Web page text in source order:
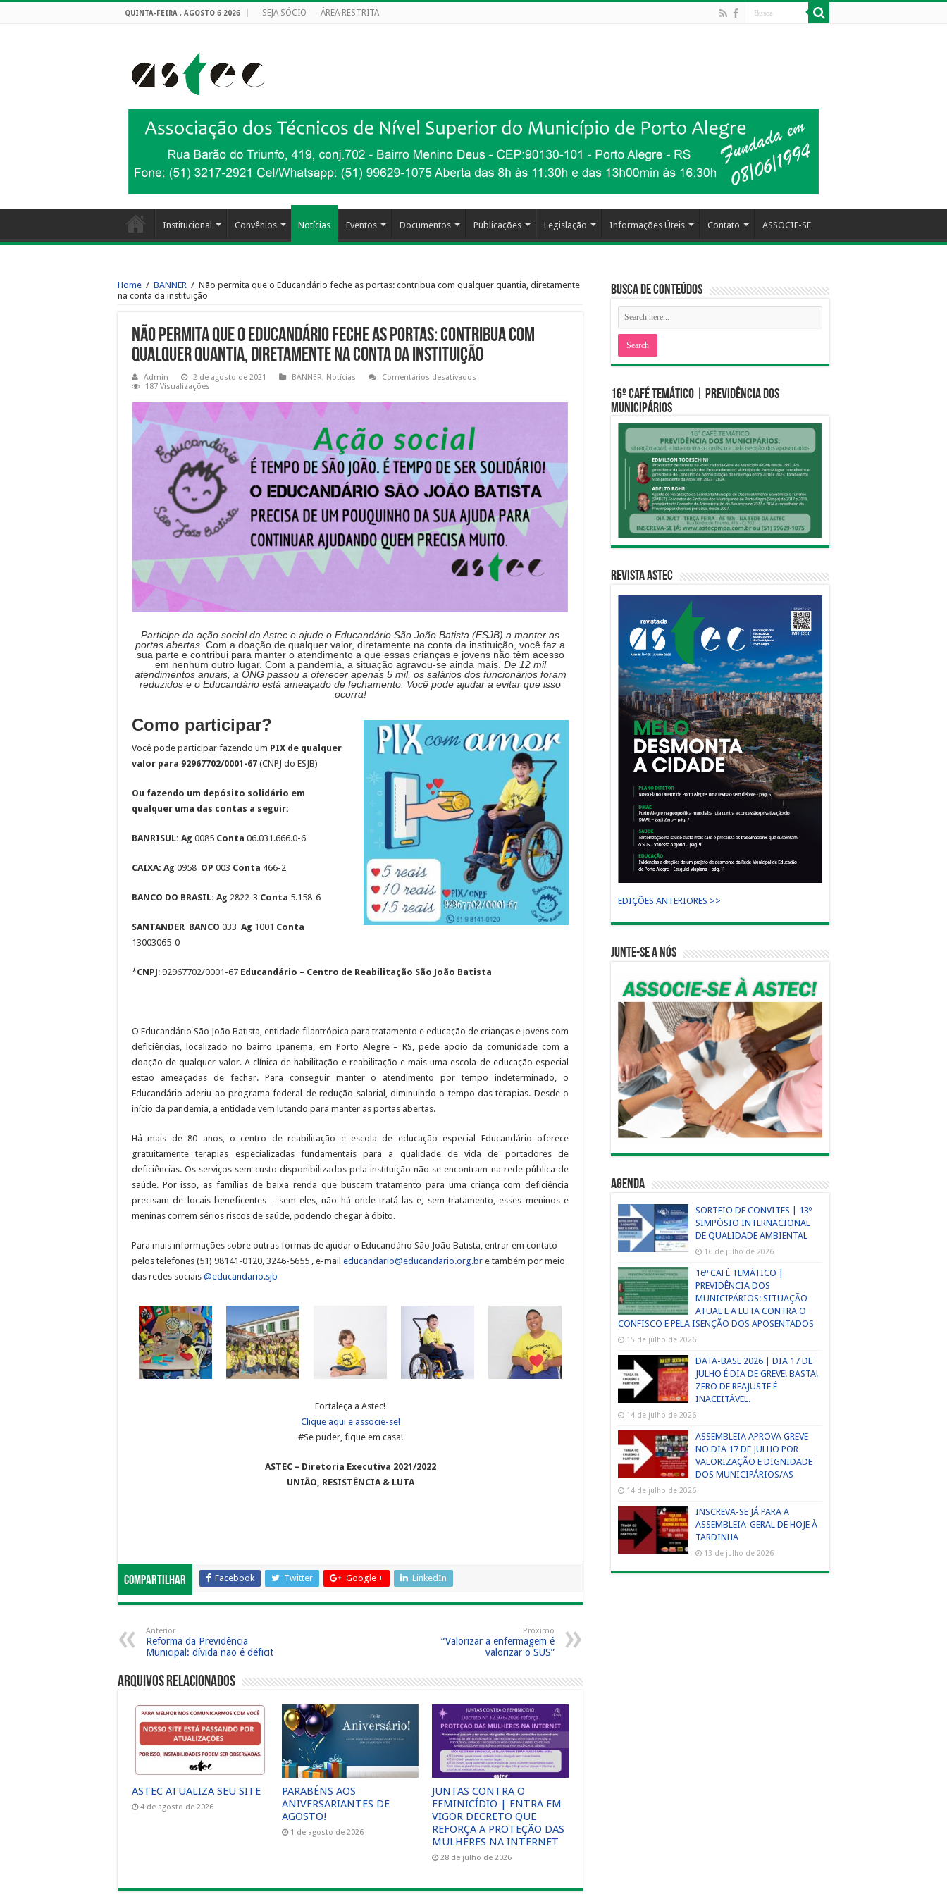
QUINTA-FEIRA , AGOSTO 6 2026 SEJA SÓCIO ÁREA RESTRITA
Institucional Convênios Notícias Eventos Documentos Publicações Legislação Informações Úteis Contato ASSOCIE-SE
Home / BANNER / Não permita que o Educandário feche as portas: contribua com qualquer quantia, diretamente
na conta da instituição
Não permita que o Educandário feche as portas: contribua com
qualquer quantia, diretamente na conta da instituição
Admin 2 de agosto de 2021 BANNER, Notícias Comentários desativados
que
contribua
com
qualquer
quantia,
diretamente
conta
da
instituição
187 Visualizações
Participe da ação social da Astec e ajude o Educandário São João Batista (ESJB) a manter as
portas abertas. Com a doação de qualquer valor, diretamente na conta da instituição, você faz a
sua parte e contribui para manter o atendimento a que essas crianças e jovens não têm acesso
em nenhum outro lugar. Com a pandemia, a situação agravou-se ainda mais. De 12 mil
atendimentos anuais, a ONG passou a oferecer apenas 5 mil, os salários dos funcionários foram
reduzidos e o Educandário está ameaçado de fechamento. Você pode ajudar a evitar que isso
ocorra!
Como participar?
Você pode participar fazendo um PIX de qualquer
valor para 92967702/0001-67 (CNPJ do ESJB)
Ou fazendo um depósito solidário em
qualquer uma das contas a seguir:
BANRISUL: Ag 0085 Conta 06.031.666.0-6
CAIXA: Ag 0958 OP 003 Conta 466-2
BANCO DO BRASIL: Ag 2822-3 Conta 5.158-6
SANTANDER BANCO 033 Ag 1001 Conta
13003065-0
*CNPJ: 92967702/0001-67 Educandário – Centro de Reabilitação São João Batista
O Educandário São João Batista, entidade filantrópica para tratamento e educação de crianças e jovens com
deficiências, localizado no bairro Ipanema, em Porto Alegre – RS, pede apoio da comunidade com a
doação de qualquer valor. A clínica de habilitação e reabilitação e mais uma escola de educação especial
estão ameaçadas de fechar. Para conseguir manter o atendimento por tempo indeterminado, o
Educandário aderiu ao programa federal de redução salarial, diminuindo o tempo das terapias. Desde o
início da pandemia, a entidade vem lutando para manter as portas abertas.
Há mais de 80 anos, o centro de reabilitação e escola de educação especial Educandário oferece
gratuitamente terapias especializadas fundamentais para a qualidade de vida de portadores de
deficiências. Os serviços sem custo disponibilizados pela instituição não se encontram na rede pública de
saúde. Por isso, as famílias de baixa renda que buscam tratamento para uma criança com deficiência
precisam de locais beneficentes – sem eles, não há onde tratá-las e, sem tratamento, esses meninos e
meninas correm sérios riscos de saúde, podendo chegar à óbito.
Para mais informações sobre outras formas de ajudar o Educandário São João Batista, entrar em contato
pelos telefones (51) 98141-0120, 3246-5655 , e-mail educandario@educandario.org.br e também por meio
das redes sociais @educandario.sjb
Fortaleça a Astec!
Clique aqui e associe-se!
#Se puder, fique em casa!
ASTEC – Diretoria Executiva 2021/2022
UNIÃO, RESISTÊNCIA & LUTA
Compartilhar Facebook Twitter Google + LinkedIn
Anterior
Reforma da Previdência
Municipal: dívida não é déficit
Próximo
“Valorizar a enfermagem é
valorizar o SUS”
Arquivos Relacionados
ASTEC ATUALIZA SEU SITE
4 de agosto de 2026
PARABÉNS AOS
ANIVERSARIANTES DE
AGOSTO!
1 de agosto de 2026
JUNTAS CONTRA O
FEMINICÍDIO | ENTRA EM
VIGOR DECRETO QUE
REFORÇA A PROTEÇÃO DAS
MULHERES NA INTERNET
28 de julho de 2026
Busca de Conteúdos
16º CAFÉ TEMÁTICO | PREVIDÊNCIA DOS
MUNICIPÁRIOS
Revista Astec
EDIÇÕES ANTERIORES >>
Junte-se a nós
Agenda
SORTEIO DE CONVITES | 13º
SIMPÓSIO INTERNACIONAL
DE QUALIDADE AMBIENTAL
16 de julho de 2026
16º CAFÉ TEMÁTICO |
PREVIDÊNCIA DOS
MUNICIPÁRIOS: SITUAÇÃO
ATUAL E A LUTA CONTRA O
CONFISCO E PELA ISENÇÃO DOS APOSENTADOS
15 de julho de 2026
DATA-BASE 2026 | DIA 17 DE
JULHO É DIA DE GREVE! BASTA!
ZERO DE REAJUSTE É
INACEITÁVEL.
14 de julho de 2026
ASSEMBLEIA APROVA GREVE
NO DIA 17 DE JULHO POR
VALORIZAÇÃO E DIGNIDADE
DOS MUNICIPÁRIOS/AS
14 de julho de 2026
INSCREVA-SE JÁ PARA A
ASSEMBLEIA-GERAL DE HOJE À
TARDINHA
13 de julho de 2026